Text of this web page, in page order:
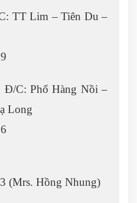
TT Lim – Tiên Du –
Đ/C: Phố Hàng Nồi –
Long
(Mrs. Hồng Nhung)